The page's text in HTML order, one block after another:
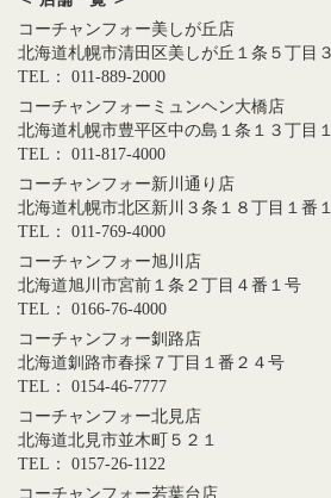
コーチャンフォー美しが丘店
北海道札幌市清田区美しが丘１条５丁目
TEL： 011-889-2000
コーチャンフォーミュンヘン大橋店
北海道札幌市豊平区中の島１条１３丁目
TEL： 011-817-4000
コーチャンフォー新川通り店
北海道札幌市北区新川３条１８丁目１番
TEL： 011-769-4000
コーチャンフォー旭川店
北海道旭川市宮前１条２丁目４番１号
TEL： 0166-76-4000
コーチャンフォー釧路店
北海道釧路市春採７丁目１番２４号
TEL： 0154-46-7777
コーチャンフォー北見店
北海道北見市並木町５２１
TEL： 0157-26-1122
コーチャンフォー若葉台店